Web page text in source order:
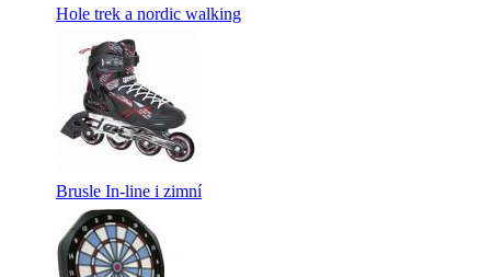
Hole trek a nordic walking
Brusle In-line i zimní